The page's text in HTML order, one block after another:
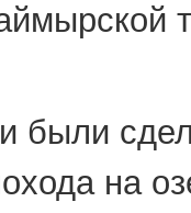
были
на